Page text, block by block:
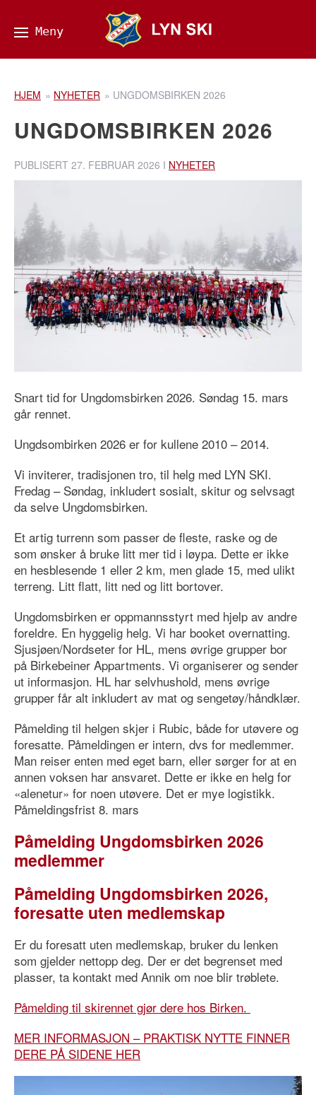
HJEM » NYHETER » UNGDOMSBIRKEN 2026
UNGDOMSBIRKEN 2026
PUBLISERT 27. FEBRUAR 2026 I NYHETER
Snart tid for Ungdomsbirken 2026. Søndag 15. mars
går rennet.
Ungdsombirken 2026 er for kullene 2010 – 2014.
Vi inviterer, tradisjonen tro, til helg med LYN SKI.
Fredag – Søndag, inkludert sosialt, skitur og selvsagt
da selve Ungdomsbirken.
Et artig turrenn som passer de fleste, raske og de
som ønsker å bruke litt mer tid i løypa. Dette er ikke
en hesblesende 1 eller 2 km, men glade 15, med ulikt
terreng. Litt flatt, litt ned og litt bortover.
Ungdomsbirken er oppmannsstyrt med hjelp av andre
foreldre. En hyggelig helg. Vi har booket overnatting.
Sjusjøen/Nordseter for HL, mens øvrige grupper bor
på Birkebeiner Appartments. Vi organiserer og sender
ut informasjon. HL har selvhushold, mens øvrige
grupper får alt inkludert av mat og sengetøy/håndklær.
Påmelding til helgen skjer i Rubic, både for utøvere og
foresatte. Påmeldingen er intern, dvs for medlemmer.
Man reiser enten med eget barn, eller sørger for at en
annen voksen har ansvaret. Dette er ikke en helg for
«alenetur» for noen utøvere. Det er mye logistikk.
Påmeldingsfrist 8. mars
Påmelding Ungdomsbirken 2026
medlemmer
Påmelding Ungdomsbirken 2026,
foresatte uten medlemskap
Er du foresatt uten medlemskap, bruker du lenken
som gjelder nettopp deg. Der er det begrenset med
plasser, ta kontakt med Annik om noe blir trøblete.
Påmelding til skirennet gjør dere hos Birken.
MER INFORMASJON – PRAKTISK NYTTE FINNER
DERE PÅ SIDENE HER